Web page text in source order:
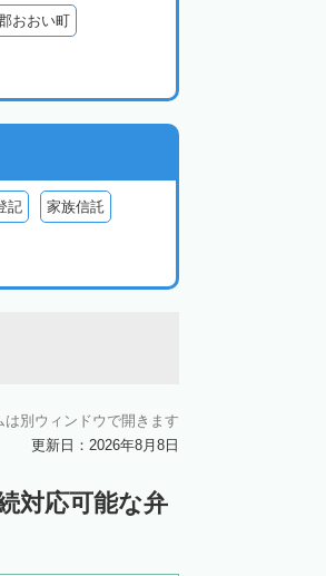
おおい町
記 家族信託
別ウィンドウで開きます
更新日：2026年8月8日
対応可能な弁